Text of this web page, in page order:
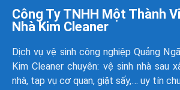
Công Ty TNHH Một Thành
Nhà Kim Cleaner
Dịch vụ vệ sinh công nghiệp Quảng
Kim Cleaner chuyên: vệ sinh nhà sau
nhà, tạp vụ cơ quan, giặt sấy,… uy tín